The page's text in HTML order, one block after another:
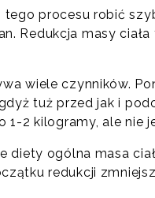
procesu robić
Redukcja masy
wiele czynników.
tuż przed jak i
1-2 kilogramy, ale nie
diety ogólna masa
redukcji